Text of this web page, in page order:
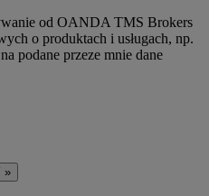
od OANDA TMS Brokers
o produktach i usługach, np.
podane przeze mnie dane
»